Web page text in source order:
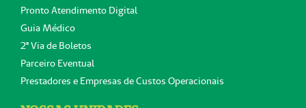
Pronto Atendimento Digital
Guia Médico
2ª Via de Boletos
Parceiro Eventual
Prestadores e Empresas de Custos Operacionais